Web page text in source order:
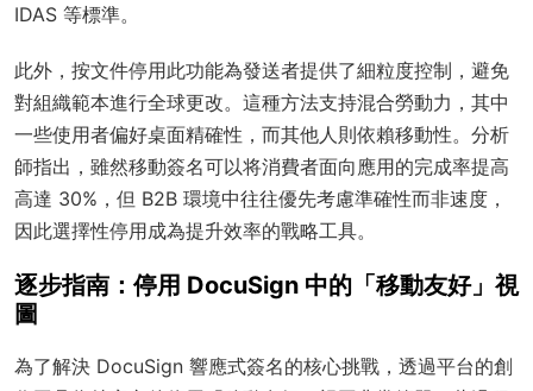
IDAS 等標準。
此外，按文件停用此功能為發送者提供了細粒度控制，避免
對組織範本進行全球更改。這種方法支持混合勞動力，其中
一些使用者偏好桌面精確性，而其他人則依賴移動性。分析
師指出，雖然移動簽名可以将消費者面向應用的完成率提高
高達 30%，但 B2B 環境中往往優先考慮準確性而非速度，
因此選擇性停用成為提升效率的戰略工具。
逐步指南：停用 DocuSign 中的「移動友好」視
圖
為了解決 DocuSign 響應式簽名的核心挑戰，透過平台的創